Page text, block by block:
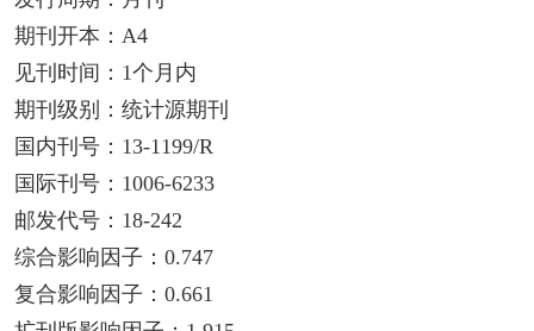
期刊开本：A4
见刊时间：1个月内
期刊级别：统计源期刊
国内刊号：13-1199/R
国际刊号：1006-6233
邮发代号：18-242
综合影响因子：0.747
复合影响因子：0.661